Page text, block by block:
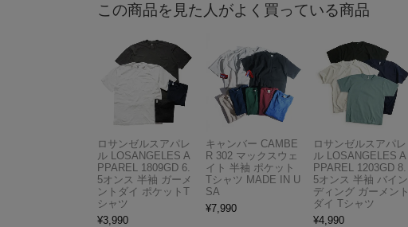
この商品を見た人がよく買っている商品
ロサンゼルスアパレ
ル LOSANGELES A
PPAREL 1809GD 6.
5オンス 半袖 ガーメ
ントダイ ポケットT
シャツ
¥3,990
キャンバー CAMBE
R 302 マックスウェ
イト 半袖 ポケット
Tシャツ MADE IN U
SA
¥7,990
ロサンゼルスアパレ
ル LOSANGELES A
PPAREL 1203GD 8.
5オンス 半袖 バイン
ディング ガーメント
ダイ Tシャツ
¥4,990